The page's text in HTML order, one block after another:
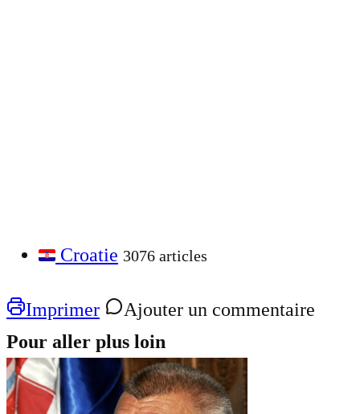
Croatie 3076 articles
Imprimer
Ajouter un commentaire
Pour aller plus loin